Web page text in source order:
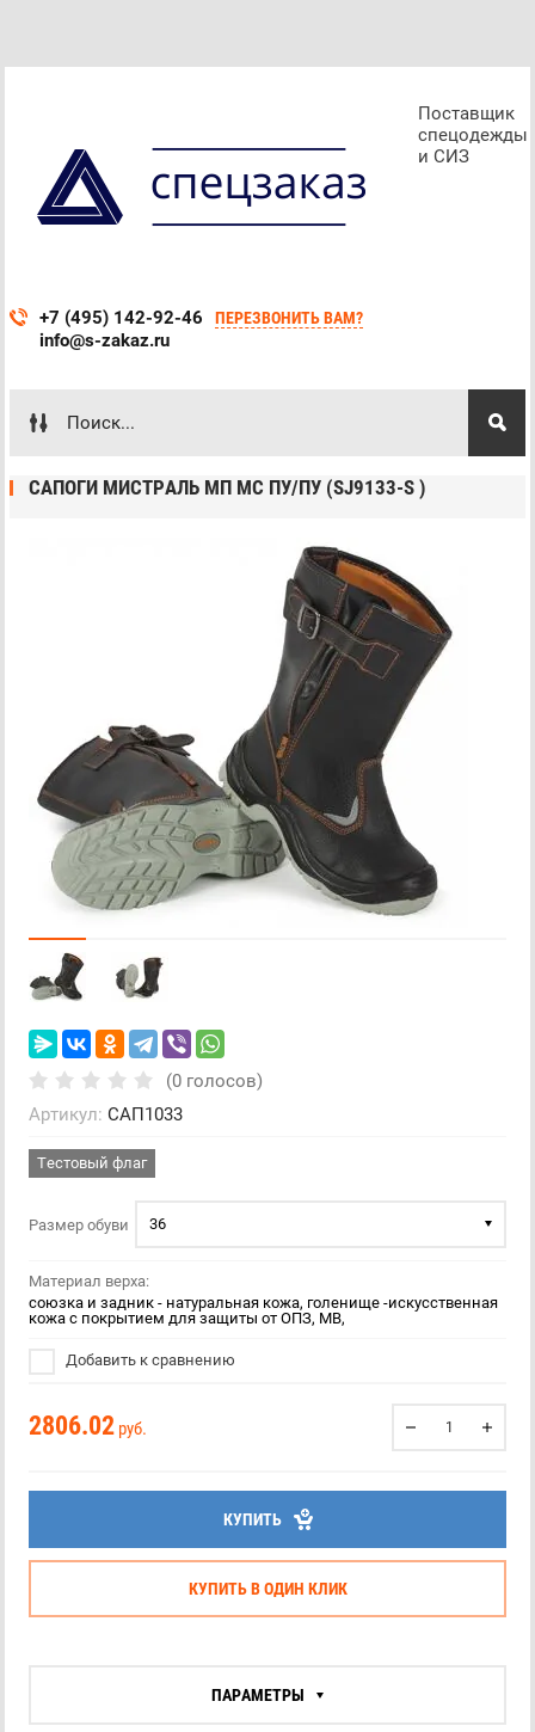
Поставщик
спецодежды
и СИЗ
+7 (495) 142-92-46
info@s-zakaz.ru
ПЕРЕЗВОНИТЬ ВАМ?
САПОГИ МИСТРАЛЬ МП МС ПУ/ПУ (SJ9133-S )
(0 голосов)
Артикул: САП1033
Тестовый флаг
Размер обуви 36
Материал верха:
союзка и задник - натуральная кожа, голенище -искусственная
кожа с покрытием для защиты от ОПЗ, МВ,
Добавить к сравнению
2806.02 руб.
КУПИТЬ
КУПИТЬ В ОДИН КЛИК
ПАРАМЕТРЫ